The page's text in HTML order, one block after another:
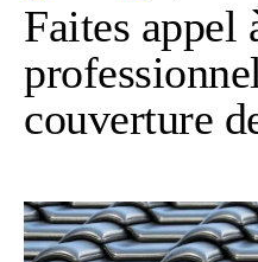
Faites appel
couverture